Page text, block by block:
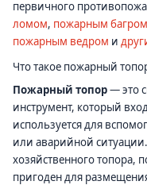
первичного
ломом, пожарным багром
пожарным ведром и
Что такое пожарный
Пожарный топор— это
инструмент, который
используется для
или аварийной
хозяйственного топора,
пригоден для